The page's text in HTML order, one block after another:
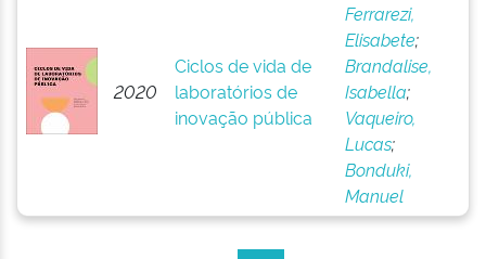
2020
Ciclos de vida de
laboratórios de
inovação pública
Ferrarezi,
Elisabete;
Brandalise,
Isabella;
Vaqueiro,
Lucas;
Bonduki,
Manuel